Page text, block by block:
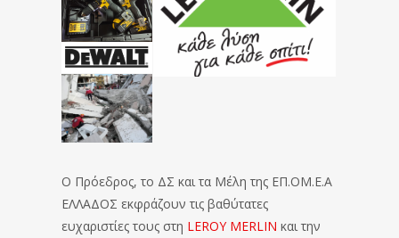
Ο Πρόεδρος, το ΔΣ και τα Μέλη της ΕΠ.ΟΜ.Ε.Α
ΕΛΛΑΔΟΣ εκφράζουν τις βαθύτατες
ευχαριστίες τους στη LEROY MERLIN και την